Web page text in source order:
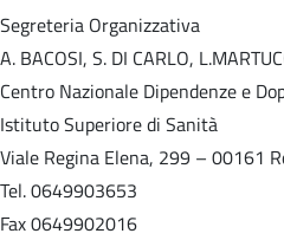
Segreteria Organizzativa
A. BACOSI, S. DI CARLO,
Centro Nazionale Dipendenze e
Istituto Superiore di Sanità
Viale Regina Elena, 299 – 00161
Tel. 0649903653
Fax 0649902016